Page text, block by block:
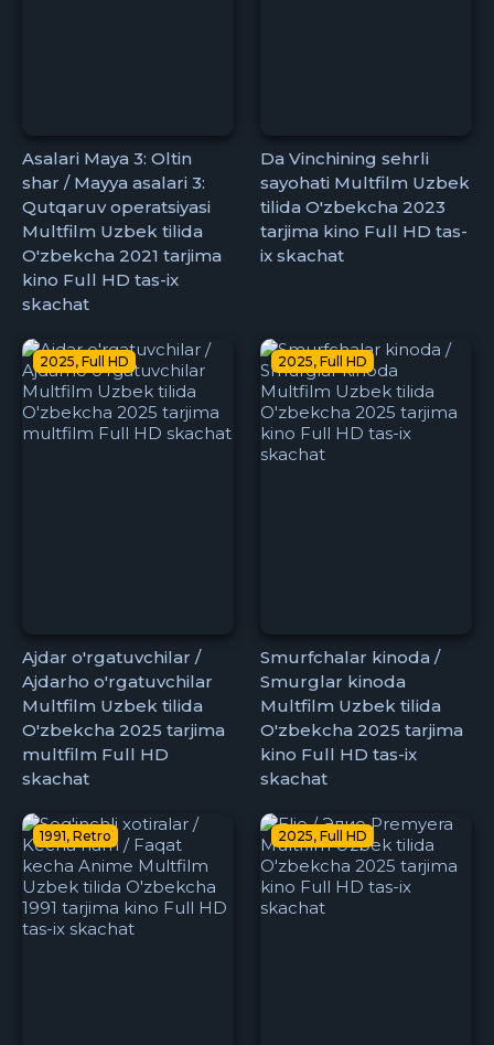
Asalari Maya 3: Oltin
shar / Mayya asalari 3:
Qutqaruv operatsiyasi
Multfilm Uzbek tilida
O'zbekcha 2021 tarjima
kino Full HD tas-ix
skachat
Da Vinchining sehrli
sayohati Multfilm Uzbek
tilida O'zbekcha 2023
tarjima kino Full HD tas-
ix skachat
2025, Full HD
Ajdar o'rgatuvchilar /
Ajdarho o'rgatuvchilar
Multfilm Uzbek tilida
O'zbekcha 2025 tarjima
multfilm Full HD
skachat
2025, Full HD
Smurfchalar kinoda /
Smurglar kinoda
Multfilm Uzbek tilida
O'zbekcha 2025 tarjima
kino Full HD tas-ix
skachat
1991, Retro 2025, Full HD